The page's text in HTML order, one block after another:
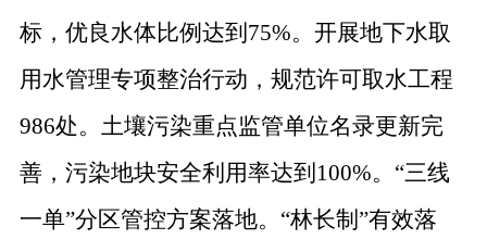
标，优良水体比例达到 75%。开展地下水取
用水管理专项整治行动，规范许可取水工程
986处。 土壤污染重点监管单位名录更新完
善， 污染地块安全利用率达到 100%。 “三线
一单”分区管控方案落地。 “林长制 ”有效落